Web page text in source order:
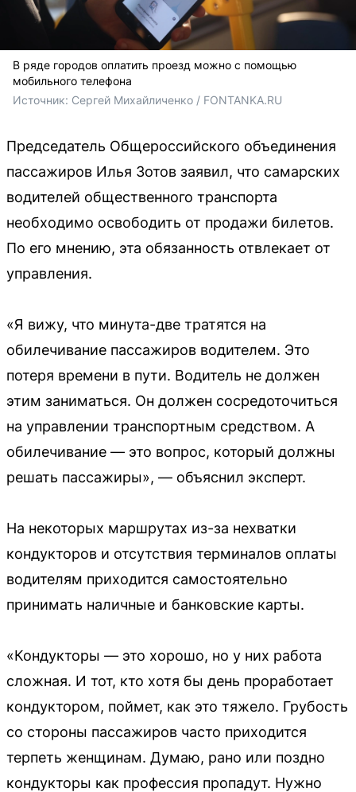
В ряде городов оплатить проезд можно с помощью
мобильного телефона
Источник: Сергей Михайличенко / FONTANKA.RU
Председатель Общероссийского объединения
пассажиров Илья Зотов заявил, что самарских
водителей общественного транспорта
необходимо освободить от продажи билетов.
По его мнению, эта обязанность отвлекает от
управления.
«Я вижу, что минута-две тратятся на
обилечивание пассажиров водителем. Это
потеря времени в пути. Водитель не должен
этим заниматься. Он должен сосредоточиться
на управлении транспортным средством. А
обилечивание — это вопрос, который должны
решать пассажиры», — объяснил эксперт.
На некоторых маршрутах из-за нехватки
кондукторов и отсутствия терминалов оплаты
водителям приходится самостоятельно
принимать наличные и банковские карты.
«Кондукторы — это хорошо, но у них работа
сложная. И тот, кто хотя бы день проработает
кондуктором, поймет, как это тяжело. Грубость
со стороны пассажиров часто приходится
терпеть женщинам. Думаю, рано или поздно
кондукторы как профессия пропадут. Нужно